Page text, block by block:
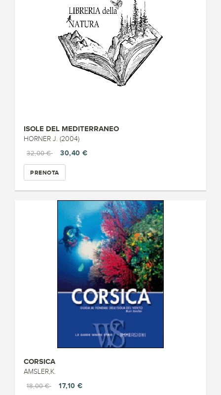
ISOLE DEL MEDITERRANEO
HORNER J. (2004)
32,00 €
30,40 €
PRENOTA
CORSICA
AMSLER,K.
18,00 €
17,10 €